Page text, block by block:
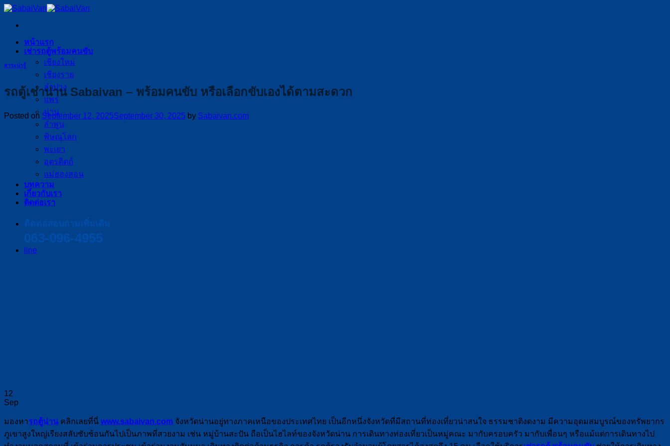
Skip
content
หน้าแรก
เช่ารถตู้พร้อมคนขับ
เชียงใหม่
เชียงราย
ลำปาง
แพร่
น่าน
ลำพูน
พิษณุโลก
พะเยา
อุตรดิตถ์
แม่ฮ่องสอน
บทความ
เกี่ยวกับเรา
ติดต่อเรา
ติดต่อสอบถามเพิ่มเติม
063-096-4955
line
สาระน่ารู้
รถตู้เช่าน่าน Sabaivan – พร้อมคนขับ หรือเลือกขับเองได้ตามสะดวก
Posted on September 12, 2025September 30, 2025 by Sabaivan.com
12
Sep
มองหารถตู้น่าน คลิกเลยที่นี่ www.sabaivan.com จังหวัดน่านอยู่ทางภาคเหนือของประเทศไทย เป็นอีกหนึ่งจังหวัดที่มีสถานที่ท่องเที่ยวน่าสนใจ ธรรมชาติงดงาม มีความอุดมสมบูรณ์ของทรัพยากร
ภูเขาสูงใหญ่เรียงสลับซับซ้อนกันไปเป็นภาพที่สวยงาม เช่น หมู่บ้านสะปัน ถือเป็นไฮไลท์ของจังหวัดน่าน การเดินทางท่องเที่ยวเป็นหมู่คณะ มากับครอบครัว มากับเพื่อนๆ หรือแม้แต่การเดินทางไป